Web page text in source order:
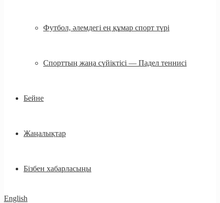
Футбол, әлемдегі ең құмар спорт түрі
Спорттың жаңа сүйіктісі — Падел теннисі
Бейне
Жаңалықтар
Бізбен хабарласыңы
English